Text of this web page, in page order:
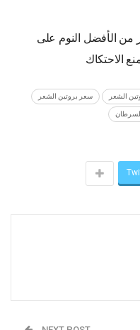
من الأفضل النوم على
الاحتكاك
الشعر سعر بروتين الشعر